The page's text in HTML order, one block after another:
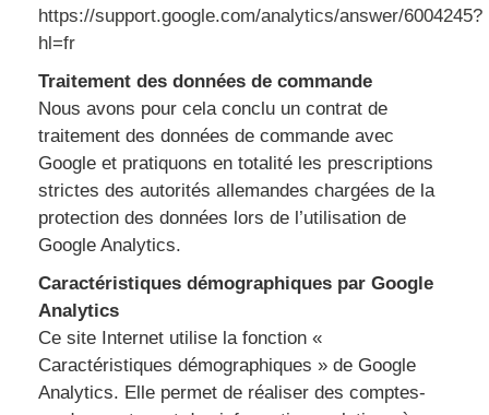
https://support.google.com/analytics/answer/6004245?
hl=fr
Traitement des données de commande
Nous avons pour cela conclu un contrat de
traitement des données de commande avec
Google et pratiquons en totalité les prescriptions
strictes des autorités allemandes chargées de la
protection des données lors de l’utilisation de
Google Analytics.
Caractéristiques démographiques par Google
Analytics
Ce site Internet utilise la fonction «
Caractéristiques démographiques » de Google
Analytics. Elle permet de réaliser des comptes-